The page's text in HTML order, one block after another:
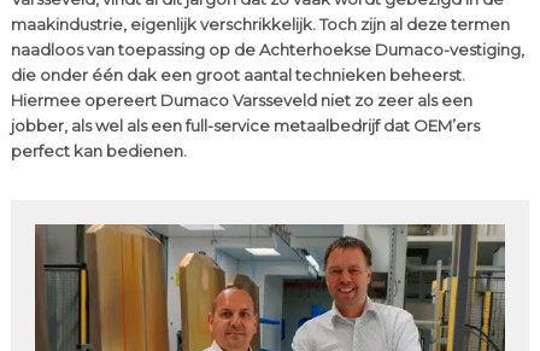
maakindustrie, eigenlijk verschrikkelijk. Toch zijn al deze termen
naadloos van toepassing op de Achterhoekse Dumaco-vestiging,
die onder één dak een groot aantal technieken beheerst.
Hiermee opereert Dumaco Varsseveld niet zo zeer als een
jobber, als wel als een full-service metaalbedrijf dat OEM’ers
perfect kan bedienen.